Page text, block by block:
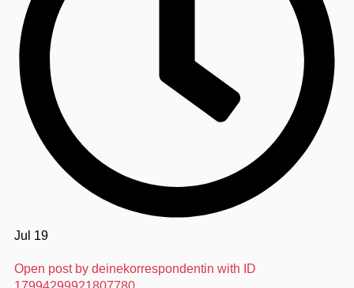
Jul 19
Open post by deinekorrespondentin with ID